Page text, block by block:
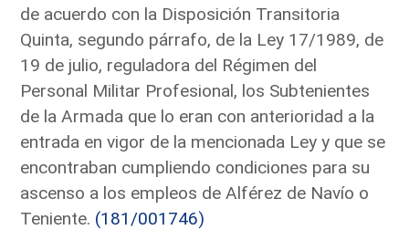
de acuerdo con la Disposición Transitoria
Quinta, segundo párrafo, de la Ley 17/1989, de
19 de julio, reguladora del Régimen del
Personal Militar Profesional, los Subtenientes
de la Armada que lo eran con anterioridad a la
entrada en vigor de la mencionada Ley y que se
encontraban cumpliendo condiciones para su
ascenso a los empleos de Alférez de Navío o
Teniente. (181/001746)